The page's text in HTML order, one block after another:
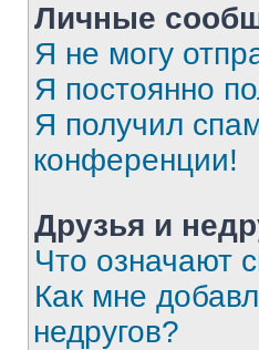
Личные
Я не могу
Я постоянно
Я получил
конференции!
Друзья и
Что означают
Как мне
недругов?